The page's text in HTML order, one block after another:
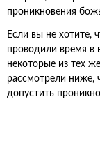
проникновения
Если вы не хотите,
проводили время в
некоторые из тех
рассмотрели ниже,
допустить